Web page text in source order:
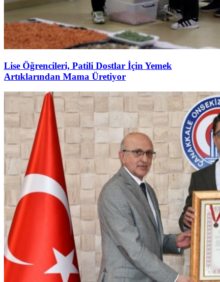
Lise Öğrencileri, Patili Dostlar İçin Yemek
Artıklarından Mama Üretiyor